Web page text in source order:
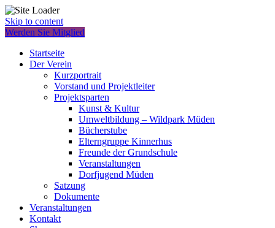
Skip to content
Werden Sie Mitglied
Startseite
Der Verein
Kurzportrait
Vorstand und Projektleiter
Projektsparten
Kunst & Kultur
Umweltbildung – Wildpark Müden
Bücherstube
Elterngruppe Kinnerhus
Freunde der Grundschule
Veranstaltungen
Dorfjugend Müden
Satzung
Dokumente
Veranstaltungen
Kontakt